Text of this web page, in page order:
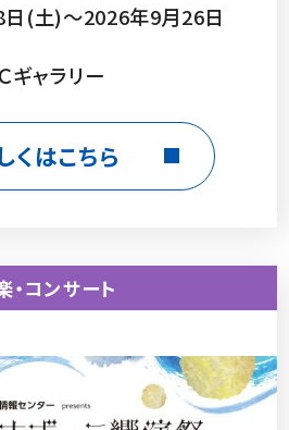
日(土)～2026年9月26日
ギャラリー
くはこちら
・コンサート